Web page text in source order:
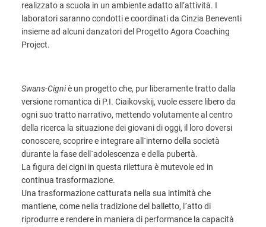
realizzato a scuola in un ambiente adatto all’attività. I
laboratori saranno condotti e coordinati da Cinzia Beneventi
insieme ad alcuni danzatori del Progetto Agora Coaching
Project.
Swans-Cigniè un progetto che, pur liberamente tratto dalla
versione romantica di P.I. Ciaikovskij, vuole essere libero da
ogni suo tratto narrativo, mettendo volutamente al centro
della ricerca la situazione dei giovani di oggi, il loro doversi
conoscere, scoprire e integrare all´interno della società
durante la fase dell´adolescenza e della pubertà.
La figura dei cigni in questa rilettura è mutevole ed in
continua trasformazione.
Una trasformazione catturata nella sua intimità che
mantiene, come nella tradizione del balletto, l´atto di
riprodurre e rendere in maniera di performance la capacità